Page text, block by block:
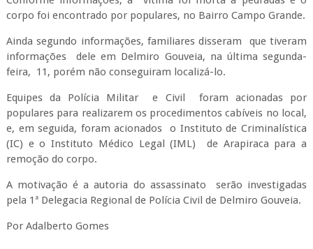
corpo foi encontrado por populares, no Bairro Campo Grande.
Ainda segundo informações, familiares disseram que tiveram
informações dele em Delmiro Gouveia, na última segunda-
feira, 11, porém não conseguiram localizá-lo.
Equipes da Polícia Militar e Civil foram acionadas por
populares para realizarem os procedimentos cabíveis no local,
e, em seguida, foram acionados o Instituto de Criminalística
(IC) e o Instituto Médico Legal (IML) de Arapiraca para a
remoção do corpo.
A motivação é a autoria do assassinato serão investigadas
pela 1ª Delegacia Regional de Polícia Civil de Delmiro Gouveia.
Por Adalberto Gomes